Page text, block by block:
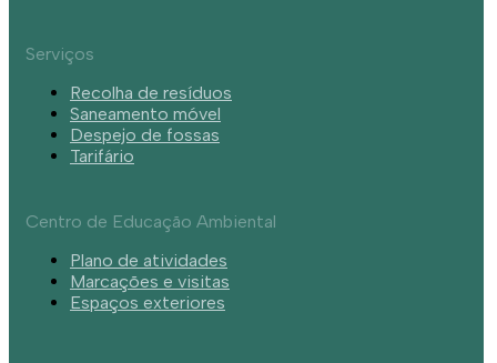
Serviços
Recolha de resíduos
Saneamento móvel
Despejo de fossas
Tarifário
Centro de Educação Ambiental
Plano de atividades
Marcações e visitas
Espaços exteriores